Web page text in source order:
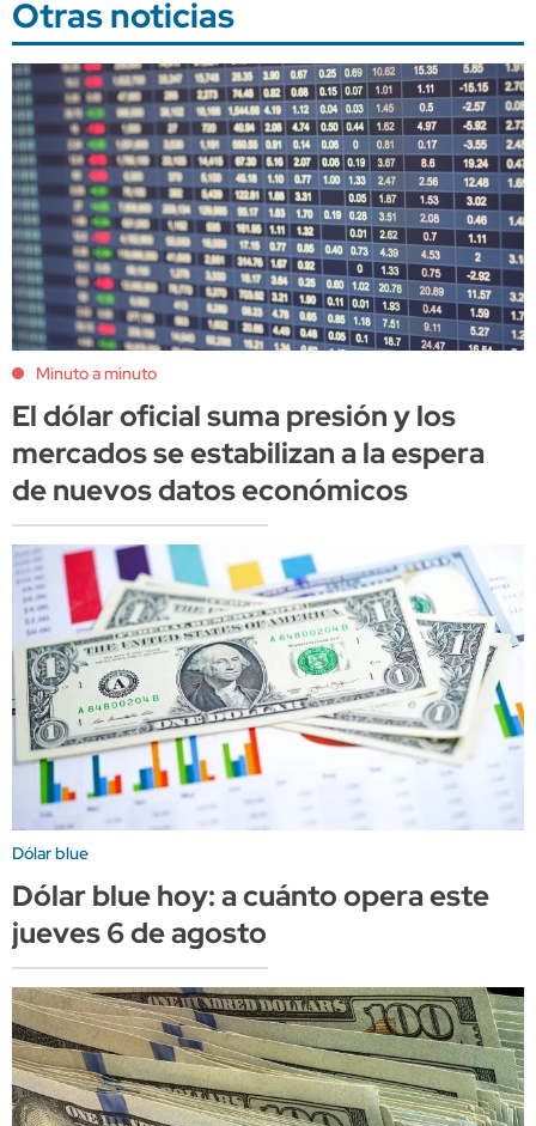
Otras noticias
Minuto a minuto
El dólar oficial suma presión y los
mercados se estabilizan a la espera
de nuevos datos económicos
Dólar blue
Dólar blue hoy: a cuánto opera este
jueves 6 de agosto